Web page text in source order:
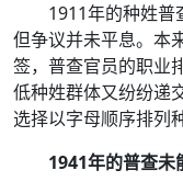
1911年的种姓普
但争议并未平息。本
签，普查官员的职业
低种姓群体又纷纷递
选择以字母顺序排列
1941年的普查未